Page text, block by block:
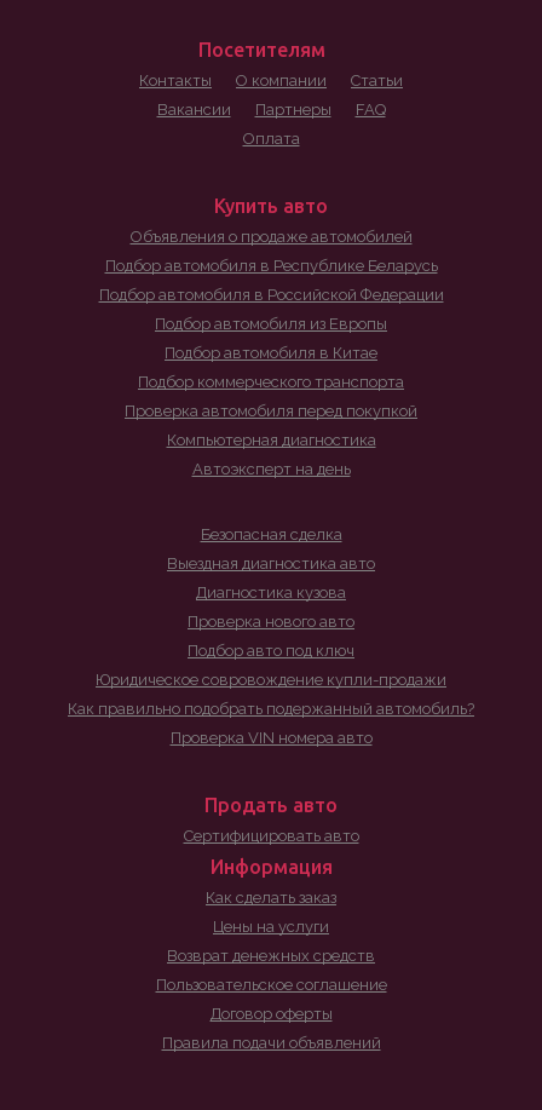
Посетителям
Контакты О компании
Статьи
Вакансии
Партнеры
FAQ
Оплата
Купить авто
Объявления о продаже автомобилей
Подбор автомобиля в Республике Беларусь
Подбор автомобиля в Российской Федерации
Подбор автомобиля из Европы
Подбор автомобиля в Китае
Подбор коммерческого транспорта
Проверка автомобиля перед покупкой
Компьютерная диагностика
Автоэксперт на день
Безопасная сделка
Выездная диагностика авто
Диагностика кузова
Проверка нового авто
Подбор авто под ключ
Юридическое совровождение купли-продажи
Как правильно подобрать подержанный автомобиль?
Проверка VIN номера авто
Продать авто
Сертифицировать авто
Информация
Как сделать заказ
Цены на услуги
Возврат денежных средств
Пользовательское соглашение
Договор оферты
Правила подачи объявлений